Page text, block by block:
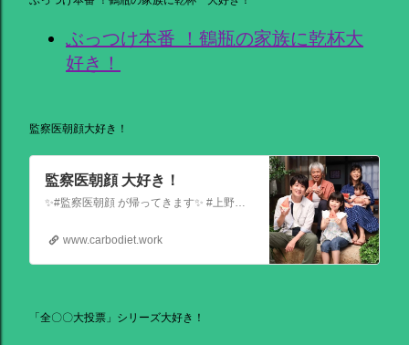
ぶっつけ本番 ！鶴瓶の家族に乾杯大
好き！
監察医朝顔大好き！
監察医朝顔 大好き！
✨#監察医朝顔 が帰ってきます✨ #上野樹里 主演 『監察医朝顔2025新春SP』 ＼＼1月3日(金)夜9時から／／ 法医学者であり母である 朝顔が人々の最期と向き合う… 父(#時任三郎)との別れ… そして桑原(#風間俊介)が託されたものとは… お正月にぜひ観ていただきたい 温かい物語です
www.carbodiet.work
「全〇〇大投票」シリーズ大好き！